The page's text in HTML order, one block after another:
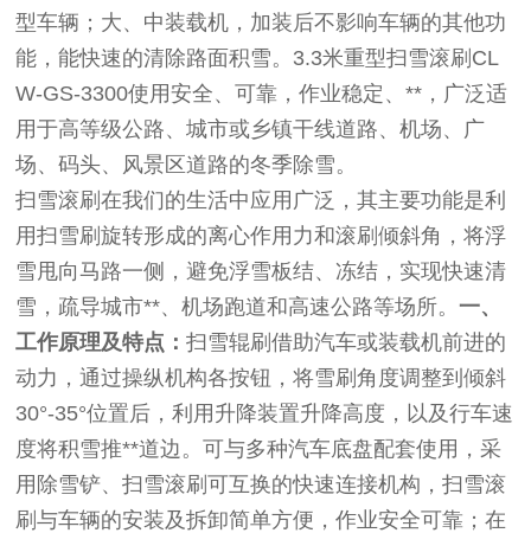
型车辆；大、中装载机，加装后不影响车辆的其他功
能，能快速的清除路面积雪。3.3米重型扫雪滚刷CL
W-GS-3300使用安全、可靠，作业稳定、**，广泛适
用于高等级公路、城市或乡镇干线道路、机场、广
场、码头、风景区道路的冬季除雪。
扫雪滚刷在我们的生活中应用广泛，其主要功能是利
用扫雪刷旋转形成的离心作用力和滚刷倾斜角，将浮
雪甩向马路一侧，避免浮雪板结、冻结，实现快速清
雪，疏导城市**、机场跑道和高速公路等场所。一、
工作原理及特点：扫雪辊刷借助汽车或装载机前进的
动力，通过操纵机构各按钮，将雪刷角度调整到倾斜
30°-35°位置后，利用升降装置升降高度，以及行车速
度将积雪推**道边。可与多种汽车底盘配套使用，采
用除雪铲、扫雪滚刷可互换的快速连接机构，扫雪滚
刷与车辆的安装及拆卸简单方便，作业安全可靠；在